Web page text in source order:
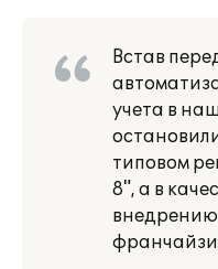
Встав
учета в
типовом
8", а в